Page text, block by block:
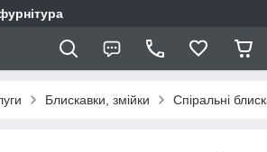
Блискавки, змійки Спіральні